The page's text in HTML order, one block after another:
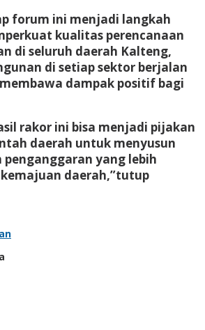
forum ini menjadi langkah
kualitas perencanaan
di seluruh daerah Kalteng,
di setiap sektor berjalan
dampak positif bagi
rakor ini bisa menjadi pijakan
daerah untuk menyusun
penganggaran yang lebih
daerah,”tutup